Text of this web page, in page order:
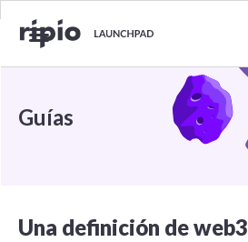
Guías
Una definición de web3